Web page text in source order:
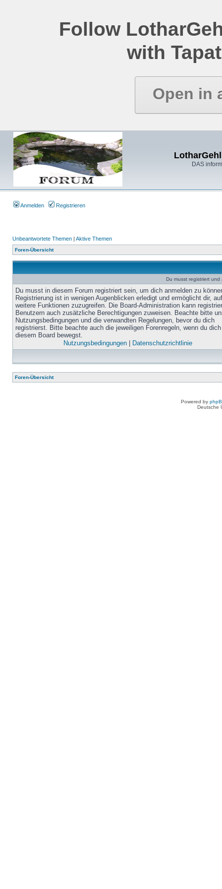
Follow
with
Open in
DAS
Anmelden Registrieren
Unbeantwortete Themen | Aktive Themen
Foren-Übersicht
Du musst registriert
Du musst in diesem Forum registriert sein, um dich anmelden zu
Registrierung ist in wenigen Augenblicken erledigt und ermöglicht dir, auf
weitere Funktionen zuzugreifen. Die Board-Administration kann
Benutzern auch zusätzliche Berechtigungen zuweisen. Beachte bitte
Nutzungsbedingungen und die verwandten Regelungen, bevor du dich
registrierst. Bitte beachte auch die jeweiligen Forenregeln, wenn du
diesem Board bewegst.
Nutzungsbedingungen| Datenschutzrichtlinie
Foren-Übersicht
Powered by
Deutsche